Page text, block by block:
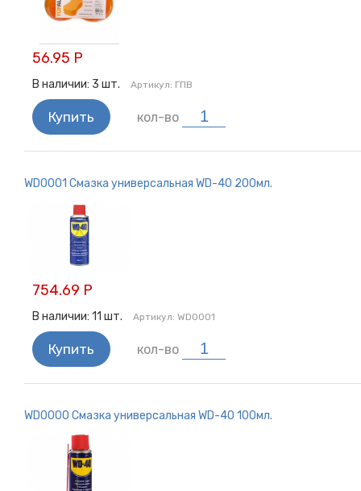
56.95 Р
В наличии: 3 шт. Артикул: ГПВ
Купить кол-во
WD0001 Смазка универсальная WD-40 200мл.
754.69 Р
В наличии: 11 шт. Артикул: WD0001
Купить кол-во
WD0000 Смазка универсальная WD-40 100мл.